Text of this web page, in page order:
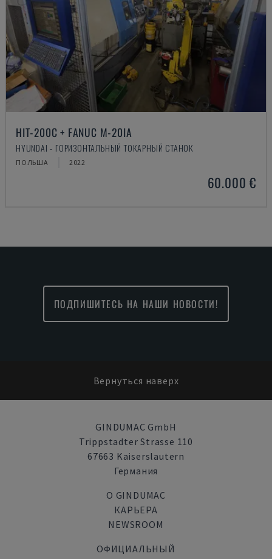
HIT-200C + FANUC M-20IA
HYUNDAI - ГОРИЗОНТАЛЬНЫЙ ТОКАРНЫЙ СТАНОК
ПОЛЬША 2022
60.000 €
ПОДПИШИТЕСЬ НА НАШИ НОВОСТИ!
Вернуться наверх
GINDUMAC GmbH
Trippstadter Strasse 110
67663 Kaiserslautern
Германия
О GINDUMAC
КАРЬЕРА
NEWSROOM
ОФИЦИАЛЬНЫЙ